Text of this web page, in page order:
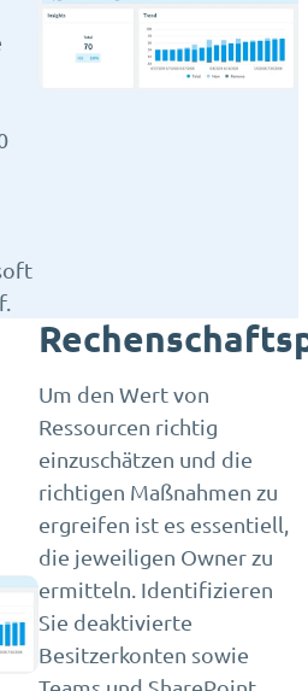
Um den Wert von
Ressourcen richtig
einzuschätzen und die
richtigen Maßnahmen zu
ergreifen ist es essentiell,
die jeweiligen Owner zu
ermitteln. Identifizieren
Sie deaktivierte
Besitzerkonten sowie